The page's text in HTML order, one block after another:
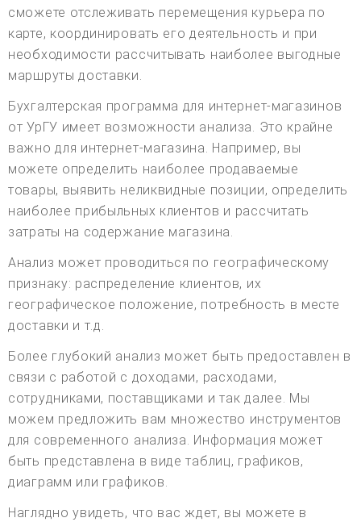
сможете отслеживать перемещения курьера по
карте, координировать его деятельность и при
необходимости рассчитывать наиболее выгодные
маршруты доставки.
Бухгалтерская программа для интернет-магазинов
от УрГУ имеет возможности анализа. Это крайне
важно для интернет-магазина. Например, вы
можете определить наиболее продаваемые
товары, выявить неликвидные позиции, определить
наиболее прибыльных клиентов и рассчитать
затраты на содержание магазина.
Анализ может проводиться по географическому
признаку: распределение клиентов, их
географическое положение, потребность в месте
доставки и т.д.
Более глубокий анализ может быть предоставлен в
связи с работой с доходами, расходами,
сотрудниками, поставщиками и так далее. Мы
можем предложить вам множество инструментов
для современного анализа. Информация может
быть представлена в виде таблиц, графиков,
диаграмм или графиков.
Наглядно увидеть, что вас ждет, вы можете в